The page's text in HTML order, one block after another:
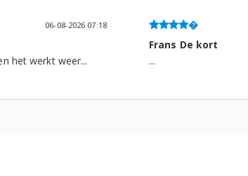
06-08-2026 06:13
Gemma Roodenburg
...